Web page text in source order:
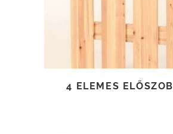
4 ELEMES